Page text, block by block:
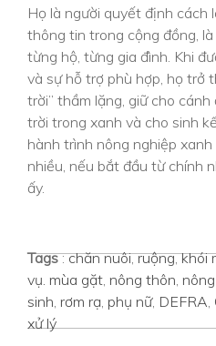
Họ là người quyết định cách
thông tin trong cộng đồng,
từng hộ, từng gia đình. Khi
và sự hỗ trợ phù hợp, họ trở
trời” thầm lặng, giữ cho
trời trong xanh và cho sinh
hành trình nông nghiệp
nhiều, nếu bắt đầu từ chính
ấy.
Tags:chăn nuôi,ruộng,khói
vụ. mùa gặt, nông thôn,
sinh, rơm rạ, phụ nữ, DEFRA,
xử lý